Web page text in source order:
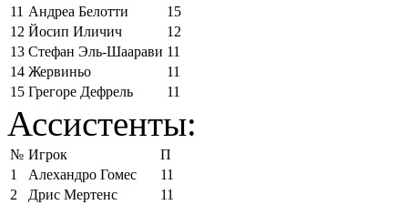
11 Андреа Белотти
15
12 Йосип Иличич
12
13 Стефан Эль-Шаарави 11
14 Жервиньо
11
15 Грегоре Дефрель 11
Ассистенты:
№ Игрок
П
1
Алехандро Гомес
11
2
Дрис Мертенс
11